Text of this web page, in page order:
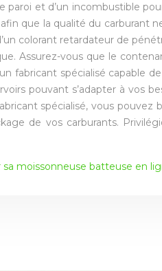
et d’un incombustible
que la qualité du carburant
colorant retardateur de
Assurez-vous que le
fabricant spécialisé capable
pouvant s’adapter à vos
spécialisé, vous pouvez
de vos carburants.
moissonneuse batteuse en